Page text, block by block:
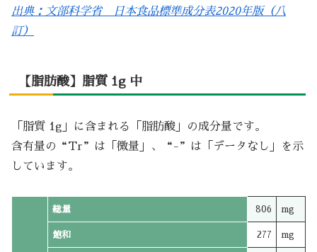
出典：文部科学省 日本食品標準成分表2020年版（八
訂）
【脂肪酸】脂質 1g 中
「脂質 1g」に含まれる「脂肪酸」の成分量です。
含有量の“Tr”は「微量」、“-”は「データなし」を示
しています。
総量 806 mg
飽和 277 mg